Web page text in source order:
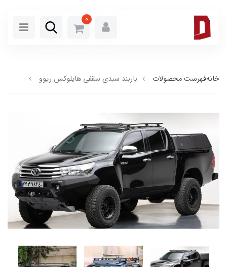
0
خانهفهرست محصولات باربند سبدی سقفی هایلوکس ریوو